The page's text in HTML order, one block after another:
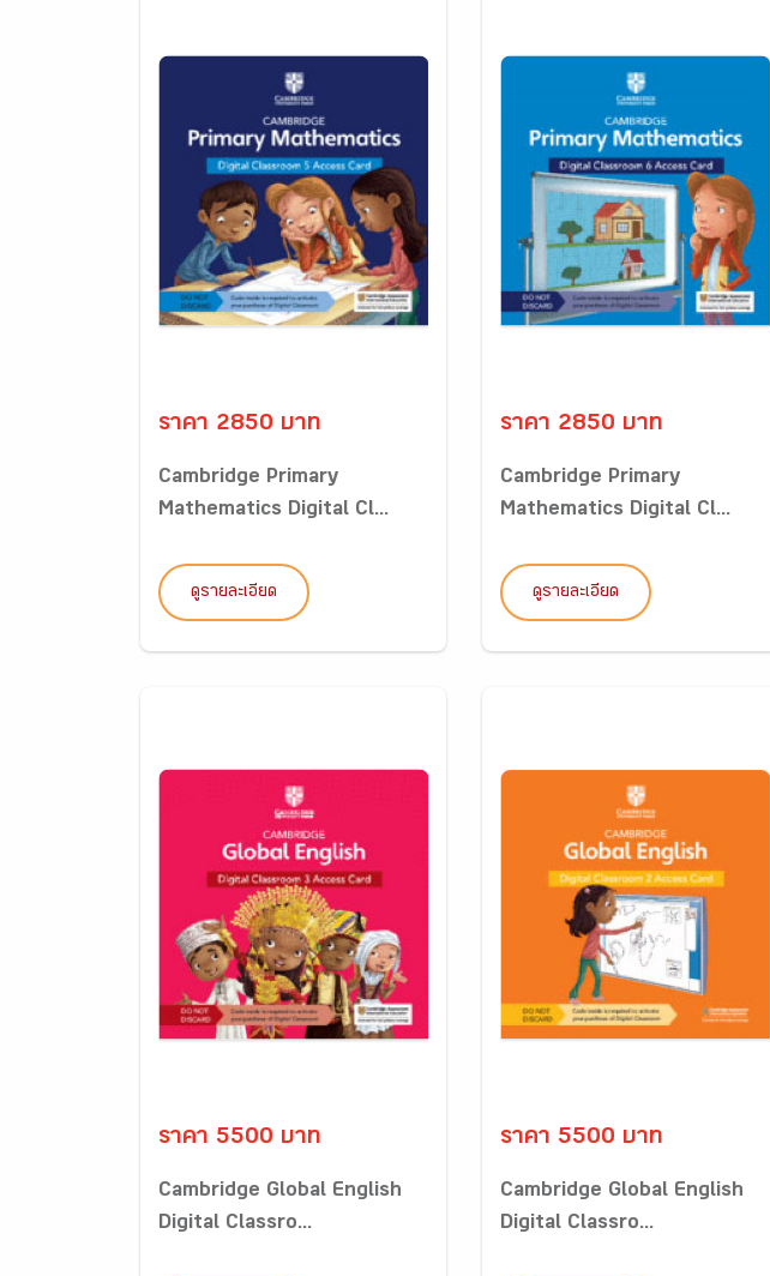
ราคา 2850 บาท
Cambridge Primary
Mathematics Digital Cl...
ดูรายละเอียด
ราคา 2850 บาท
Cambridge Primary
Mathematics Digital Cl...
ดูรายละเอียด
ราคา 5500 บาท
Cambridge Global English
Digital Classro...
ราคา 5500 บาท
Cambridge Global English
Digital Classro...